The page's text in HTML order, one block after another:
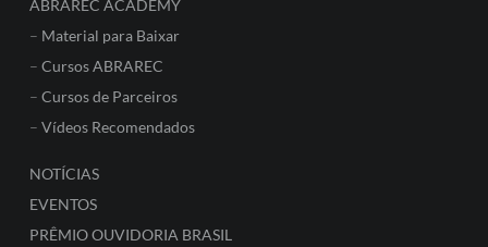
ABRAREC ACADEMY
– Material para Baixar
– Cursos ABRAREC
– Cursos de Parceiros
– Vídeos Recomendados
NOTÍCIAS
EVENTOS
PRÊMIO OUVIDORIA BRASIL